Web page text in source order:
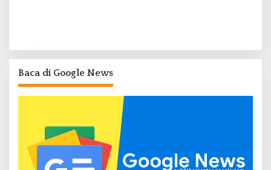
Baca di Google News